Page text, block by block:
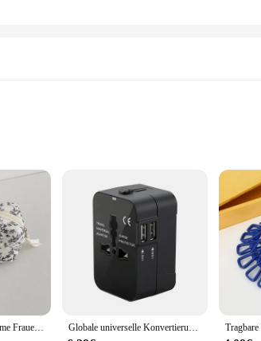
ensures that you can easily carry it from your car to
for your little one. Whether you're navigating through
stroller is designed with your baby's comfort in
is safe and secure during every ride. The included
Mode Ins Schwarz Blume Frauen Quilten Taschen Handtasche Reise Veranstalter Kosmetik Make-Up Lagerung Beutel Tragbare Zipper Tote Tasche Globale universelle Konvertierung Reisest ecker USB-Buchsen eu us Wechselstrom adapter Konverter mit Kinderschutz Sicherheits abdeckung Verriegelung